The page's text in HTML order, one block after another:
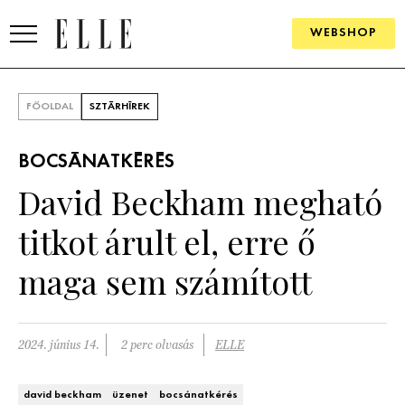
WEBSHOP
SZÉPSÉG
ÉLETMÓD
PÁRKAPCSOLAT
FŐOLDAL SZTÁRHÍREK
BOCSÁNATKÉRÉS
David Beckham megható
titkot árult el, erre ő
maga sem számított
2024. június 14. 2 perc olvasás ELLE
david beckham üzenet bocsánatkérés